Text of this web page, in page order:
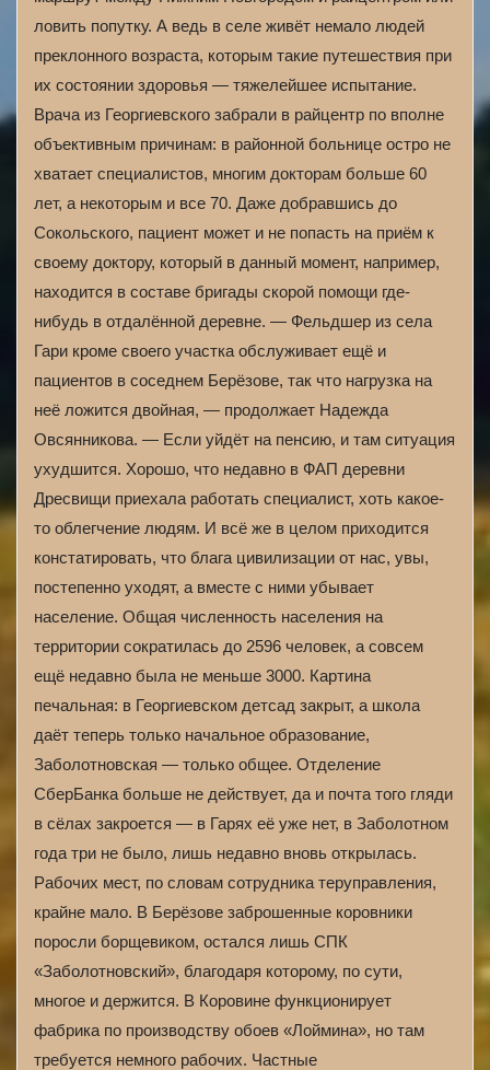
ловить попутку. А ведь в селе живёт немало людей
преклонного возраста, которым такие путешествия при
их состоянии здоровья — тяжелейшее испытание.
Врача из Георгиевского забрали в райцентр по вполне
объективным причинам: в районной больнице остро не
хватает специалистов, многим докторам больше 60
лет, а некоторым и все 70. Даже добравшись до
Сокольского, пациент может и не попасть на приём к
своему доктору, который в данный момент, например,
находится в составе бригады скорой помощи где-
нибудь в отдалённой деревне. — Фельдшер из села
Гари кроме своего участка обслуживает ещё и
пациентов в соседнем Берёзове, так что нагрузка на
неё ложится двойная, — продолжает Надежда
Овсянникова. — Если уйдёт на пенсию, и там ситуация
ухудшится. Хорошо, что недавно в ФАП деревни
Дресвищи приехала работать специалист, хоть какое-
то облегчение людям. И всё же в целом приходится
констатировать, что блага цивилизации от нас, увы,
постепенно уходят, а вместе с ними убывает
население. Общая численность населения на
территории сократилась до 2596 человек, а совсем
ещё недавно была не меньше 3000. Картина
печальная: в Георгиевском детсад закрыт, а школа
даёт теперь только начальное образование,
Заболотновская — только общее. Отделение
СберБанка больше не действует, да и почта того гляди
в сёлах закроется — в Гарях её уже нет, в Заболотном
года три не было, лишь недавно вновь открылась.
Рабочих мест, по словам сотрудника теруправления,
крайне мало. В Берёзове заброшенные коровники
поросли борщевиком, остался лишь СПК
«Заболотновский», благодаря которому, по сути,
многое и держится. В Коровине функционирует
фабрика по производству обоев «Лоймина», но там
требуется немного рабочих. Частные